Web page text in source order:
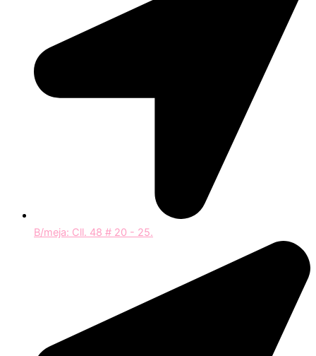
B/meja: Cll. 48 # 20 - 25.